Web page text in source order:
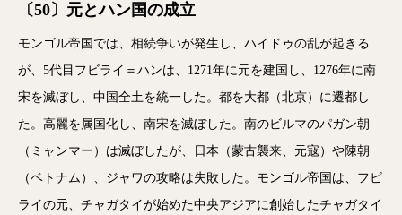
〔50〕元とハン国の成立
モンゴル帝国では、相続争いが発生し、ハイドゥの乱が起きる
が、5代目フビライ＝ハンは、1271年に元を建国し、1276年に南
宋を滅ぼし、中国全土を統一した。都を大都（北京）に遷都し
た。高麗を属国化し、南宋を滅ぼした。南のビルマのパガン朝
（ミャンマー）は滅ぼしたが、日本（蒙古襲来、元寇）や陳朝
（ベトナム）、ジャワの攻略は失敗した。モンゴル帝国は、フビ
ライの元、チャガタイが始めた中央アジアに創始したチャガタイ